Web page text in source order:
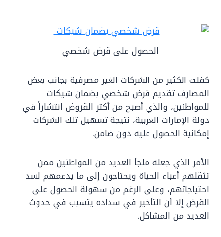
الحصول على قرض شخصي
كفلت الكثير من الشركات الغير مصرفية بجانب بعض
المصارف تقديم قرض شخصي بضمان شيكات
للمواطنين، والذي أصبح من أكثر القروض انتشاراً في
دولة الإمارات العربية، نتيجة تسهيل تلك الشركات
إمكانية الحصول عليه دون ضامن.
الأمر الذي جعله ملجأ العديد من المواطنين ممن
تثقلهم أعباء الحياة ويحتاجون إلى ما يدعمهم لسد
احتياجاتهم، وعلى الرغم من سهولة الحصول على
القرض إلا أن التأخير في سداده يتسبب في حدوث
العديد من المشاكل.